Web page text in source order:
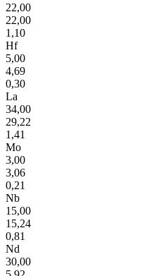
22,00
22,00
1,10
Hf
5,00
4,69
0,30
La
34,00
29,22
1,41
Mo
3,00
3,06
0,21
Nb
15,00
15,24
0,81
Nd
30,00